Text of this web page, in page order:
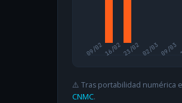
09/0216/0223/02 02/03 09/03
⚠️ Tras portabilidad numérica
CNMC.